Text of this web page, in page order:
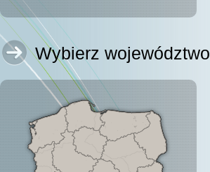
Wybierz województwo